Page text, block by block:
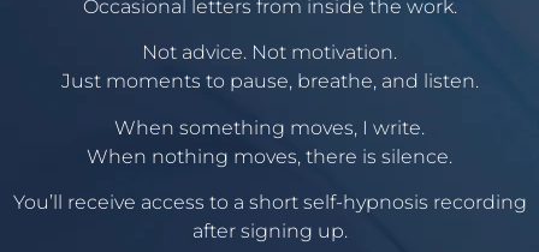
Occasional letters from inside the work.
Not advice. Not motivation.
Just moments to pause, breathe, and listen.
When something moves, I write.
When nothing moves, there is silence.
You’ll receive access to a short self-hypnosis recording
after signing up.